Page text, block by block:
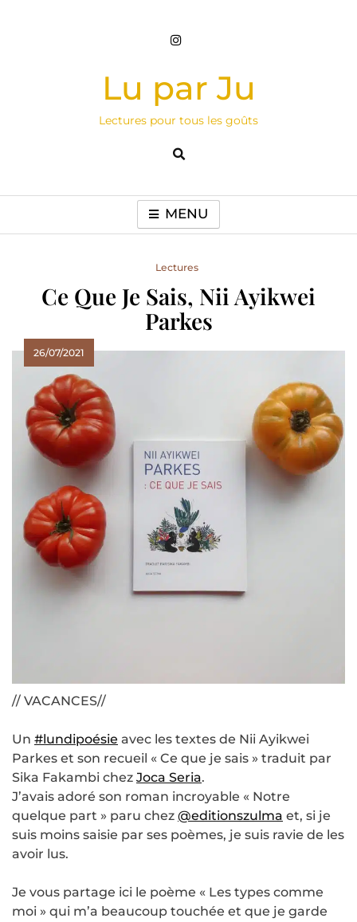
Lu par Ju
Lectures pour tous les goûts
MENU
Lectures
Ce Que Je Sais, Nii Ayikwei
Parkes
26/07/2021
// VACANCES//
Un #lundipoésie avec les textes de Nii Ayikwei
Parkes et son recueil « Ce que je sais » traduit par
Sika Fakambi chez Joca Seria.
J’avais adoré son roman incroyable « Notre
quelque part » paru chez @editionszulma et, si je
suis moins saisie par ses poèmes, je suis ravie de les
avoir lus.
Je vous partage ici le poème « Les types comme
moi » qui m’a beaucoup touchée et que je garde